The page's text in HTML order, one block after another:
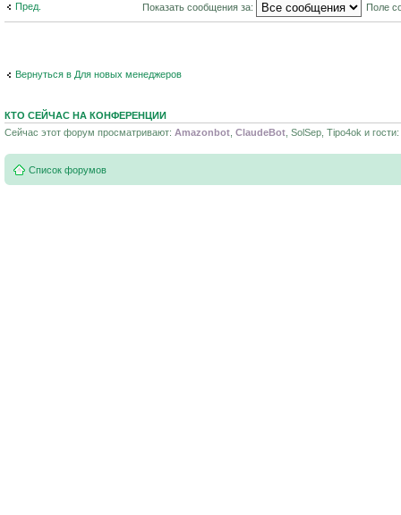
Пред. Показать сообщения за: Поле
Вернуться в Для новых менеджеров
КТО СЕЙЧАС НА КОНФЕРЕНЦИИ
Сейчас этот форум просматривают: Amazonbot ClaudeBot , SolSep, Tipo4ok и
Список форумов